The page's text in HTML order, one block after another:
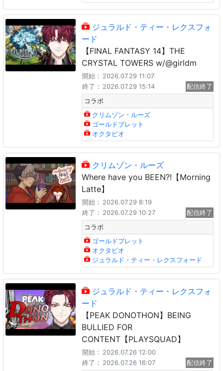
ジュラルド・ティー・レクスフォ
ード
【FINAL FANTASY 14】THE
CRYSTAL TOWERS w/@girldm
開始： 2026.07.29 11:07
終了： 2026.07.29 15:14
配信終了
コラボ
クリムゾン・ルーズ
ゴールドブレット
オクタビオ
クリムゾン・ルーズ
Where have you BEEN?!【Morning
Latte】
開始： 2026.07.29 8:19
終了： 2026.07.29 10:27
配信終了
コラボ
ゴールドブレット
オクタビオ
ジュラルド・ティー・レクスフォード
ジュラルド・ティー・レクスフォ
ード
【PEAK DONOTHON】BEING
BULLIED FOR
CONTENT【PLAYSQUAD】
開始： 2026.07.26 12:00
終了： 2026.07.26 16:07
配信終了